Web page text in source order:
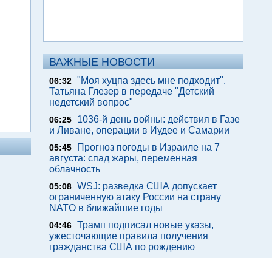
ВАЖНЫЕ НОВОСТИ
06:32 "Моя хуцпа здесь мне подходит".
Татьяна Глезер в передаче "Детский
недетский вопрос"
06:25
1036-й день войны: действия в Газе
и Ливане, операции в Иудее и Самарии
05:45
Прогноз погоды в Израиле на 7
августа: спад жары, переменная
облачность
05:08 WSJ: разведка США допускает
ограниченную атаку России на страну
NATO в ближайшие годы
04:46 Трамп подписал новые указы,
ужесточающие правила получения
гражданства США по рождению